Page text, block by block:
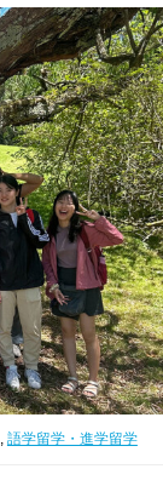
, 語学留学・進学留学